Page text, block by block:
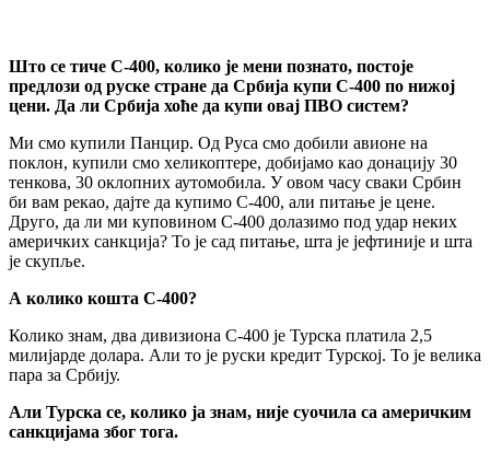
Што се тиче С-400, колико је мени познато, постоје
предлози од руске стране да Србија купи С-400 по нижој
цени. Да ли Србија хоће да купи овај ПВО систем?
Ми смо купили Панцир. Од Руса смо добили авионе на
поклон, купили смо хеликоптере, добијамо као донацију 30
тенкова, 30 оклопних аутомобила. У овом часу сваки Србин
би вам рекао, дајте да купимо С-400, али питање је цене.
Друго, да ли ми куповином С-400 долазимо под удар неких
америчких санкција? То је сад питање, шта је јефтиније и шта
је скупље.
А колико кошта С-400?
Колико знам, два дивизиона С-400 је Турска платила 2,5
милијарде долара. Али то је руски кредит Турској. То је велика
пара за Србију.
Али Турска се, колико ја знам, није суочила са америчким
санкцијама због тога.